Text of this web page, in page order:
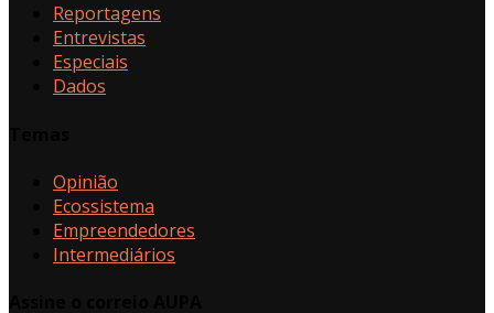
Reportagens
Entrevistas
Especiais
Dados
Opinião
Ecossistema
Empreendedores
Intermediários